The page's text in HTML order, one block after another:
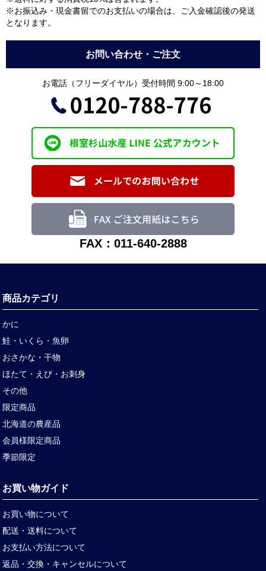
※お振込み・現金書留でのお支払いの場合は、ご入金確認後の発送
となります。
お問い合わせ・ご注文
お電話（フリーダイヤル）受付時間 9:00～18:00
FAX：011-640-2888
商品カテゴリ
かに
鮭・いくら・魚卵
おさかな・干物
ほたて・えび・お刺身
その他
限定商品
北海道の農産品
会員様限定商品
季節限定
お買い物ガイド
お買い物について
配送・送料について
お支払い方法について
返品・交換・キャンセルについて